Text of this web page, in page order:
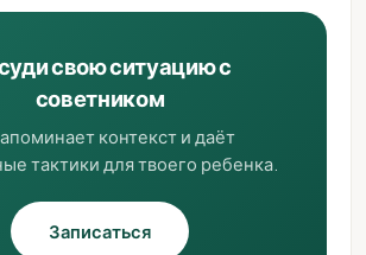
свою ситуацию с
советником
контекст и даёт
тактики для твоего ребенка.
Записаться